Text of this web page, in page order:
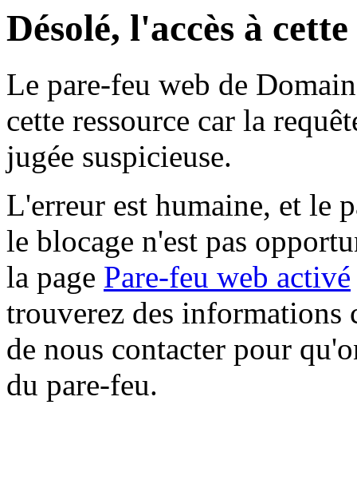
Désolé, l'accès à
Le pare-feu web de
cette ressource car la
jugée suspicieuse.
L'erreur est humaine, et le
le blocage n'est pas
la page Pare-feu web activé
trouverez des informations
de nous contacter pour
du pare-feu.